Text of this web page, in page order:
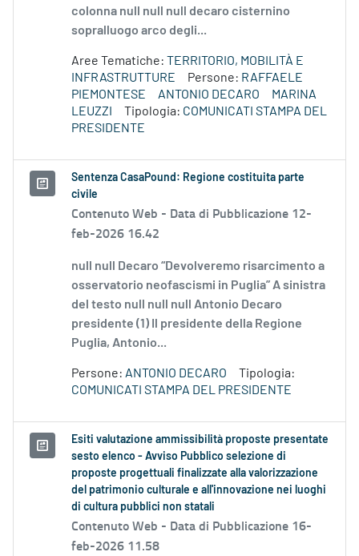
colonna null null null decaro cisternino
sopralluogo arco degli...
Aree Tematiche: TERRITORIO, MOBILITÀ E
INFRASTRUTTURE
Persone: RAFFAELE
PIEMONTESE
ANTONIO DECARO
MARINA
LEUZZI
Tipologia: COMUNICATI STAMPA DEL
PRESIDENTE
Sentenza CasaPound: Regione costituita parte
civile
Contenuto Web - Data di Pubblicazione 12-
feb-2026 16.42
null null Decaro “Devolveremo risarcimento a
osservatorio neofascismi in Puglia” A sinistra
del testo null null null Antonio Decaro
presidente (1) Il presidente della Regione
Puglia, Antonio...
Persone: ANTONIO DECARO
Tipologia:
COMUNICATI STAMPA DEL PRESIDENTE
Esiti valutazione ammissibilità proposte presentate
sesto elenco - Avviso Pubblico selezione di
proposte progettuali finalizzate alla valorizzazione
del patrimonio culturale e all'innovazione nei luoghi
di cultura pubblici non statali
Contenuto Web - Data di Pubblicazione 16-
feb-2026 11.58